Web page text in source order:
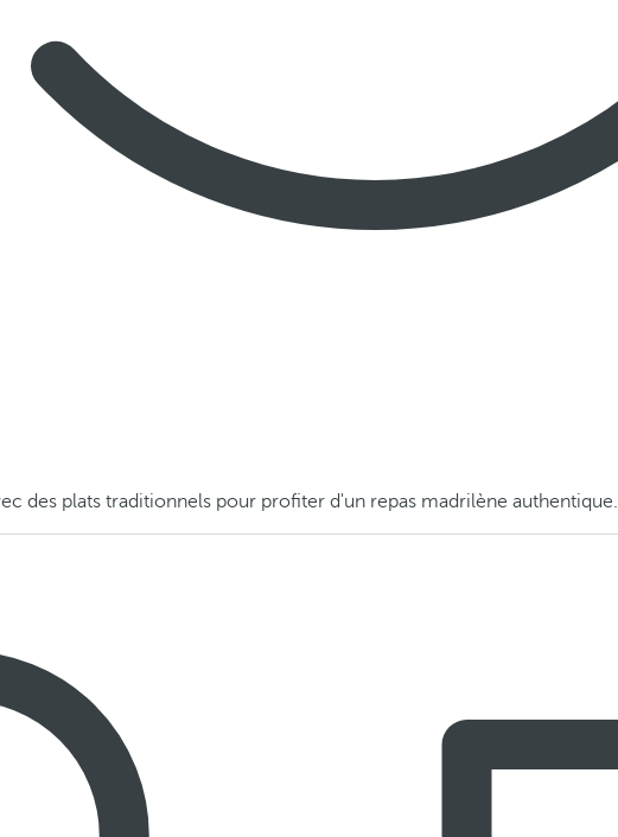
des plats traditionnels pour profiter d'un repas madrilène authentique.